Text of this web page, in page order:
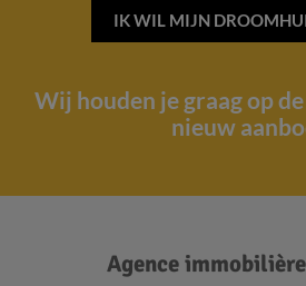
IK WIL MIJN
Wij houden je graag op
nieuw
Agence